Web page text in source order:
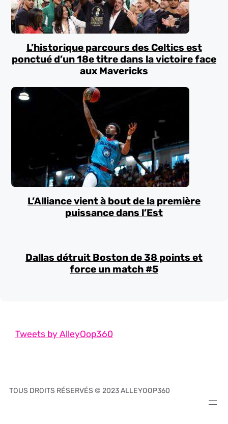
L’historique parcours des Celtics est
ponctué d’un 18e titre dans la victoire face
aux Mavericks
L’Alliance vient à bout de la première
puissance dans l’Est
Dallas détruit Boston de 38 points et
force un match #5
Tweets by AlleyOop360
TOUS DROITS RÉSERVÉS © 2023 ALLEYOOP360